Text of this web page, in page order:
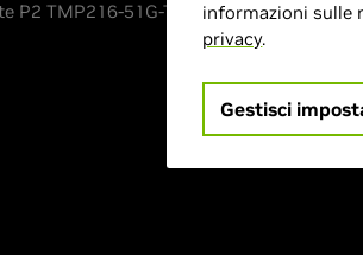
informazioni sulle
privacy.
Gestisci